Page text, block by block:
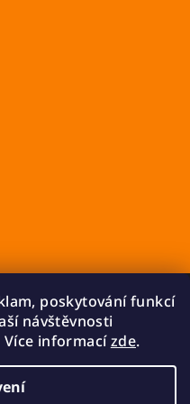
poskytování funkcí
návštěvnosti
Více informacízde.